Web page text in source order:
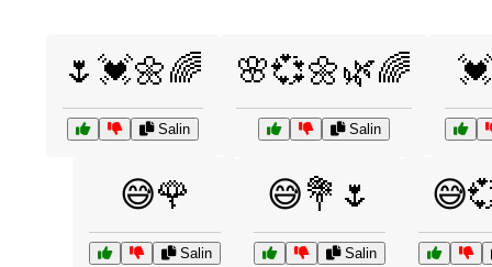
🌷💓🌼🌈
Salin
🌸💞🌼🌿🌈
Salin
😅🌹
Salin
😅💐🌷
Salin